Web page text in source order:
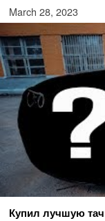
March 28, 2023
Купил лучшую